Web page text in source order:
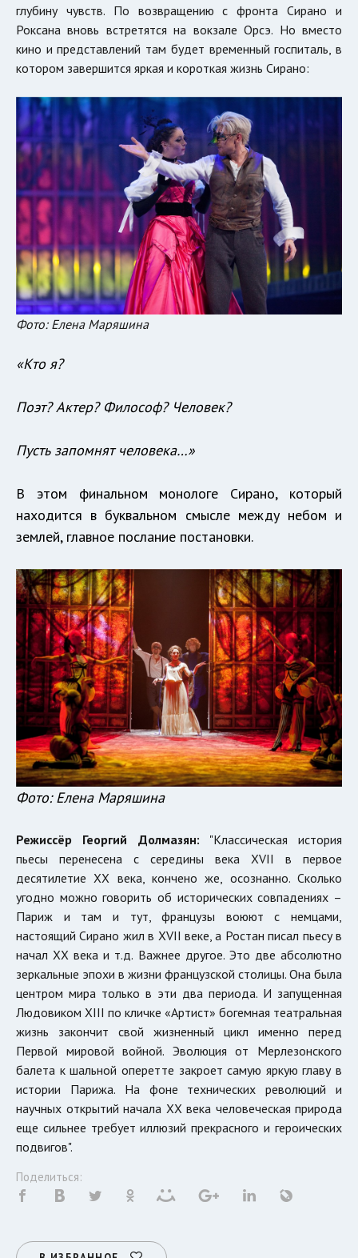
глубину чувств. По возвращению с фронта Сирано и
Роксана вновь встретятся на вокзале Орсэ. Но вместо
кино и представлений там будет временный госпиталь, в
котором завершится яркая и короткая жизнь Сирано:
Фото: Елена Маряшина
«Кто я?
Поэт? Актер? Философ? Человек?
Пусть запомнят человека…»
В этом финальном монологе Сирано, который
находится в буквальном смысле между небом и
землей, главное послание постановки.
Фото: Елена Маряшина
Режиссёр Георгий Долмазян: "Классическая история
пьесы перенесена с середины века XVII в первое
десятилетие ХХ века, кончено же, осознанно. Сколько
угодно можно говорить об исторических совпадениях –
Париж и там и тут, французы воюют с немцами,
настоящий Сирано жил в XVII веке, а Ростан писал пьесу в
начал ХХ века и т.д. Важнее другое. Это две абсолютно
зеркальные эпохи в жизни французской столицы. Она была
центром мира только в эти два периода. И запущенная
Людовиком XIII по кличке «Артист» богемная театральная
жизнь закончит свой жизненный цикл именно перед
Первой мировой войной. Эволюция от Мерлезонского
балета к шальной оперетте закроет самую яркую главу в
истории Парижа. На фоне технических революций и
научных открытий начала ХХ века человеческая природа
еще сильнее требует иллюзий прекрасного и героических
подвигов".
Поделиться: